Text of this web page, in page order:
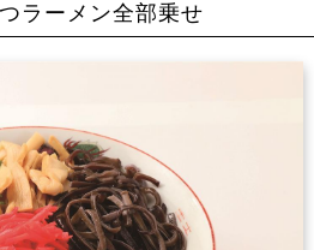
ラーメン全部乗せ